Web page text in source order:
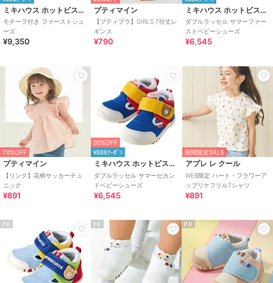
ミキハウス ホットビスケッツ
モチーフ付き ファーストシュ
ーズ
¥9,350
プティマイン
【プティプラ】GIRLS 7分丈レ
ギンス
¥790
ミキハウス ホットビスケッツ
ダブルラッセル サマーファー
ストベビーシューズ
¥6,545
70%OFF
プティマイン
【リンク】花柄サッカーチュ
ニック
¥891
30%OFF
¥888ｸｰﾎﾟﾝ
ミキハウス ホットビスケッツ
ダブルラッセル サマーセカン
ドベビーシューズ
¥6,545
期間限定SALE
アプレ レ クール
WEB限定 ハート・フラワーア
ップリケフリルTシャツ
¥891
PR PR PR